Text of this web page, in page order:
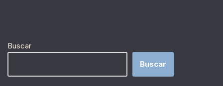
Buscar
Buscar